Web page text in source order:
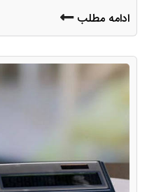
ادامه مطلب